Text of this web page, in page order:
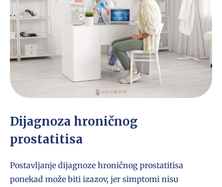
Dijagnoza hroničnog
prostatitisa
Postavljanje dijagnoze hroničnog prostatitisa
ponekad može biti izazov, jer simptomi nisu